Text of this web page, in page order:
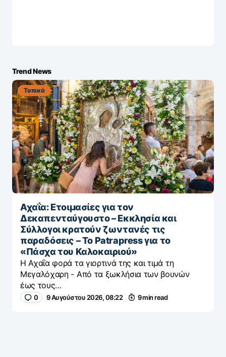
Trend News
Τοπικά
Αχαΐα: Ετοιμασίες για τον
Δεκαπενταύγουστο – Εκκλησία και
Σύλλογοι κρατούν ζωντανές τις
παραδόσεις – Το Patrapress για το
«Πάσχα του Καλοκαιριού»
Η Αχαΐα φορά τα γιορτινά της και τιμά τη
Μεγαλόχαρη - Από τα ξωκλήσια των βουνών
έως τους…
0 9 Αυγούστου 2026, 08:22 9 min read